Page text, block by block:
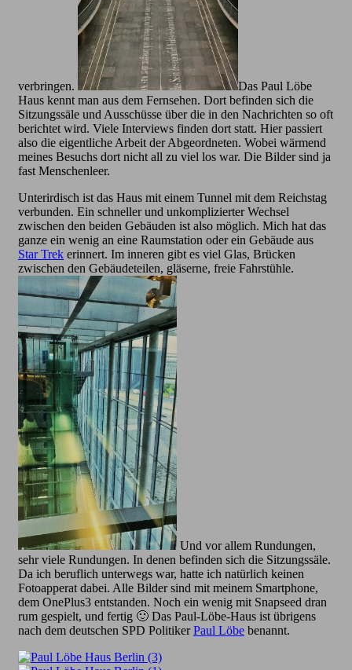
verbringen.
Das Paul Löbe
Haus kennt man aus dem Fernsehen. Dort befinden sich die
Sitzungssäle und Ausschüsse über die in den Nachrichten so oft
berichtet wird. Viele Interviews finden dort statt. Hier passiert
also die eigentliche Arbeit der Abgeordneten. Wobei wärmend
meines Besuchs dort nicht all zu viel los war. Die Bilder sind ja
fast Menschenleer.
Unterirdisch ist das Haus mit einem Tunnel mit dem Reichstag
verbunden. Ein schneller und unkomplizierter Wechsel
zwischen den beiden Gebäuden ist also möglich. Mich hat das
ganze ein wenig an eine Raumstation oder ein Gebäude aus
Star Trek erinnert. Im inneren gibt es viel Glas, Brücken
zwischen den Gebäudeteilen, gläserne, freie Fahrstühle.
Und vor allem Rundungen,
sehr viele Rundungen. In denen befinden sich die Sitzungssäle.
Da ich beruflich unterwegs war, hatte ich natürlich keinen
Fotoapperat dabei. Alle Bilder sind mit meinem Smartphone,
dem OnePlus3 entstanden. Noch ein wenig mit Snapseed dran
rum gespielt, und fertig 🙂 Das Paul-Löbe-Haus ist übrigens
nach dem deutschen SPD PolitikerPaul Löbe benannt.